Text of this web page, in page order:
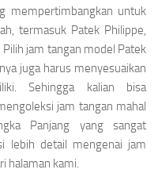
mempertimbangkan untuk
termasuk Patek Philippe,
jam tangan model Patek
juga harus menyesuaikan
Sehingga kalian bisa
jam tangan mahal
Panjang yang sangat
lebih detail mengenai jam
halaman kami.